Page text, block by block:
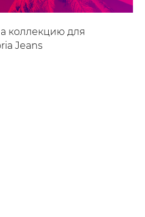
коллекцию для
Jeans